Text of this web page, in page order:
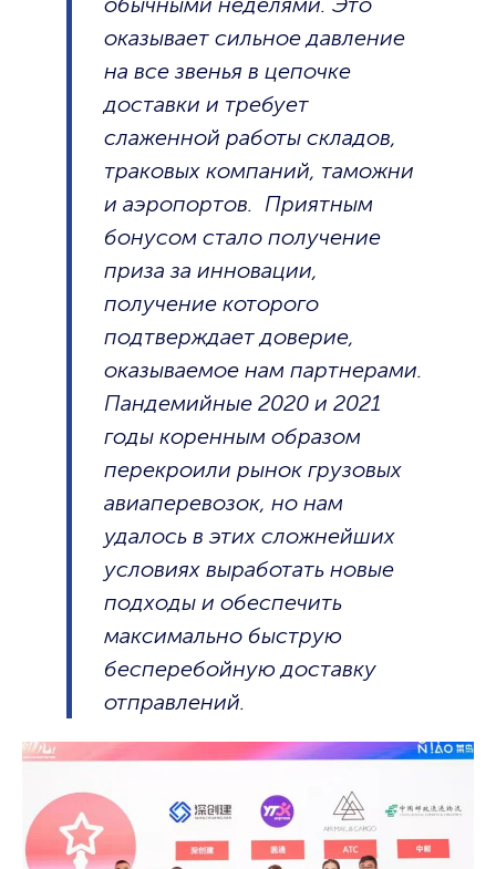
оказывает сильное давление
на все звенья в цепочке
доставки и требует
слаженной работы складов,
траковых компаний, таможни
и аэропортов. Приятным
бонусом стало получение
приза за инновации,
получение которого
подтверждает доверие,
оказываемое нам партнерами.
Пандемийные 2020 и 2021
годы коренным образом
перекроили рынок грузовых
авиаперевозок, но нам
удалось в этих сложнейших
условиях выработать новые
подходы и обеспечить
максимально быструю
бесперебойную доставку
отправлений.